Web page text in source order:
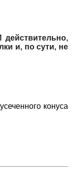
и, по сути, не
конуса